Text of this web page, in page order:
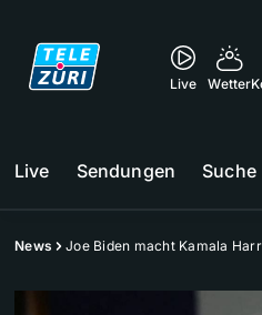
Live Wetter
Live Sendungen Suche
News Joe Biden macht Kamala